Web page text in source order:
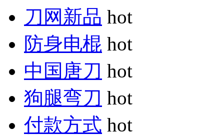
刀网新品 hot
防身电棍 hot
中国唐刀 hot
狗腿弯刀 hot
付款方式 hot